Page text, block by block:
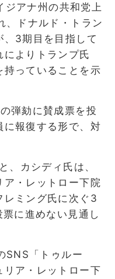
ジアナ州の共和党上
、ドナルド・トラン
、3期目を目指して
よりトランプ氏
持っていることを示
弾劾に賛成票を投
に報復する形で、対
、カシディ氏は、
ア・レットロー下院
レミング氏に次ぐ3
に進めない見通し
SNS「トゥルー
リア・レットロー下